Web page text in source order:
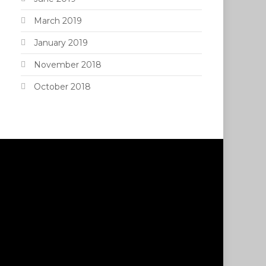
March 2019
January 2019
November 2018
October 2018